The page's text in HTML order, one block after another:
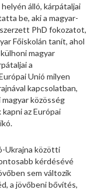
álló, kárpátaljai
be, aki a magyar-
PhD fokozatot,
Főiskolán tanít, ahol
magyar
a
Unió milyen
kapcsolatban,
közösség
az Európai
Ukrajna közötti
kérdésévé
sem változik
a jövőbeni bővítés,